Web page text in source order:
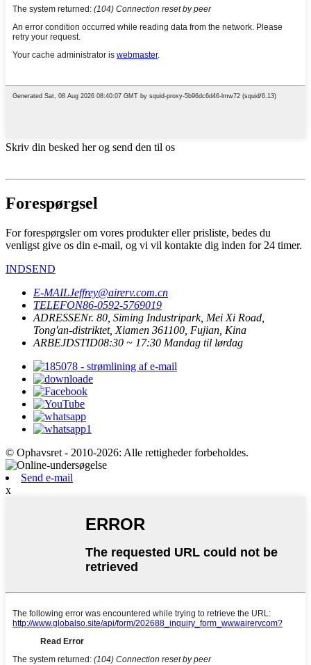
Skriv din besked her og send den til os
Forespørgsel
For forespørgsler om vores produkter eller prisliste, bedes du
venligst give os din e-mail, og vi vil kontakte dig inden for 24 timer.
INDSEND
E-MAILJeffrey@airerv.com.cn
TELEFON86-0592-5769019
ADRESSENr. 80, Siming Industripark, Mei Xi Road,
Tong'an-distriktet, Xiamen 361100, Fujian, Kina
ARBEJDSTID08:30 ~ 17:30 Mandag til lørdag
© Ophavsret - 2010-2026: Alle rettigheder forbeholdes.
Send e-mail
x